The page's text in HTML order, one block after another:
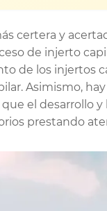
certera y
de injerto
de los injertos
Asimismo,
que el desarrollo
prestando